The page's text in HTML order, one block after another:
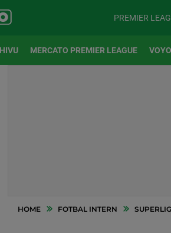
PREMIER
MERCATO PREMIER LEAGUE
HOME FOTBAL INTERN